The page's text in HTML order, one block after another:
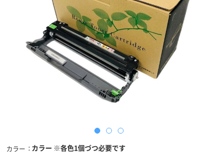
カラー カラー ※各色1個づつ必要です